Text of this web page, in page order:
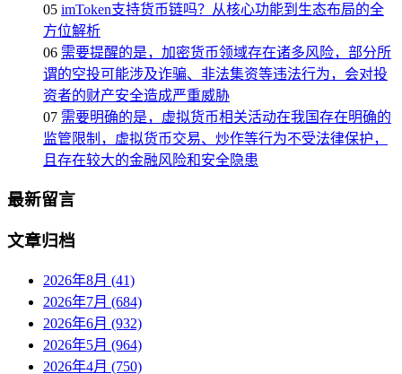
05 imToken支持货币链吗？从核心功能到生态布局的全
方位解析
06 需要提醒的是，加密货币领域存在诸多风险，部分所
谓的空投可能涉及诈骗、非法集资等违法行为，会对投
资者的财产安全造成严重威胁
07 需要明确的是，虚拟货币相关活动在我国存在明确的
监管限制，虚拟货币交易、炒作等行为不受法律保护，
且存在较大的金融风险和安全隐患
最新留言
文章归档
2026年8月 (41)
2026年7月 (684)
2026年6月 (932)
2026年5月 (964)
2026年4月 (750)